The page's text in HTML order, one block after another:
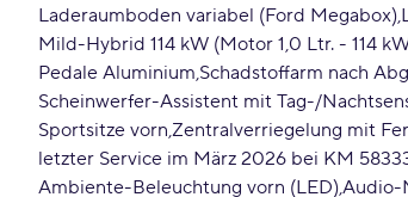
Laderaumboden variabel (Ford Megabox)
Mild-Hybrid 114 kW (Motor 1,0 Ltr. - 114
Pedale Aluminium Schadstoffarm nach
Scheinwerfer-Assistent mit Tag-/
Sportsitze vorn Zentralverriegelung mit
letzter Service im März 2026 bei KM
Ambiente-Beleuchtung vorn (LED)Audio-